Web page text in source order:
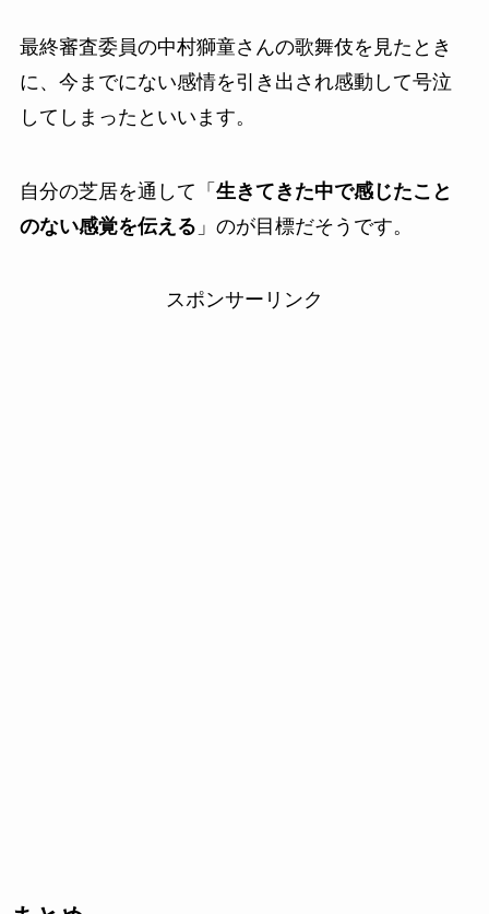
最終審査委員の中村獅童さんの歌舞伎を見たとき
に、今までにない感情を引き出され感動して号泣
してしまったといいます。
自分の芝居を通して「 生きてきた中で感じたこと
のない感覚を伝える 」のが目標だそうです。
スポンサーリンク